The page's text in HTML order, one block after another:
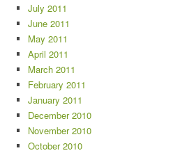
July 2011
June 2011
May 2011
April 2011
March 2011
February 2011
January 2011
December 2010
November 2010
October 2010